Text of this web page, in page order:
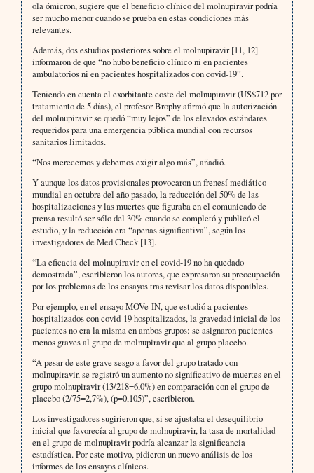
ola ómicron, sugiere que el beneficio clínico del molnupiravir podría
ser mucho menor cuando se prueba en estas condiciones más
relevantes.
Además, dos estudios posteriores sobre el molnupiravir [11, 12]
informaron de que “no hubo beneficio clínico ni en pacientes
ambulatorios ni en pacientes hospitalizados con covid-19”.
Teniendo en cuenta el exorbitante coste del molnupiravir (US$712 por
tratamiento de 5 días), el profesor Brophy afirmó que la autorización
del molnupiravir se quedó “muy lejos” de los elevados estándares
requeridos para una emergencia pública mundial con recursos
sanitarios limitados.
“Nos merecemos y debemos exigir algo más”, añadió.
Y aunque los datos provisionales provocaron un frenesí mediático
mundial en octubre del año pasado, la reducción del 50% de las
hospitalizaciones y las muertes que figuraba en el comunicado de
prensa resultó ser sólo del 30% cuando se completó y publicó el
estudio, y la reducción era “apenas significativa”, según los
investigadores de Med Check [13].
“La eficacia del molnupiravir en el covid-19 no ha quedado
demostrada”, escribieron los autores, que expresaron su preocupación
por los problemas de los ensayos tras revisar los datos disponibles.
Por ejemplo, en el ensayo MOVe-IN, que estudió a pacientes
hospitalizados con covid-19 hospitalizados, la gravedad inicial de los
pacientes no era la misma en ambos grupos: se asignaron pacientes
menos graves al grupo de molnupiravir que al grupo placebo.
“A pesar de este grave sesgo a favor del grupo tratado con
molnupiravir, se registró un aumento no significativo de muertes en el
grupo molnupiravir (13/218=6,0%) en comparación con el grupo de
placebo (2/75=2,7%), (p=0,105)”, escribieron.
Los investigadores sugirieron que, si se ajustaba el desequilibrio
inicial que favorecía al grupo de molnupiravir, la tasa de mortalidad
en el grupo de molnupiravir podría alcanzar la significancia
estadística. Por este motivo, pidieron un nuevo análisis de los
informes de los ensayos clínicos.